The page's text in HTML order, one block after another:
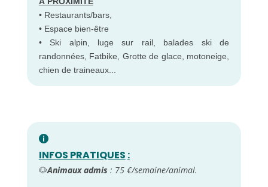
• Restaurants/bars,
• Espace bien-être
• Ski alpin, luge sur rail, balades ski de
randonnées, Fatbike, Grotte de glace, motoneige,
chien de traineaux...
INFOS PRATIQUES :
🐶Animaux admis : 75 €/semaine/animal.